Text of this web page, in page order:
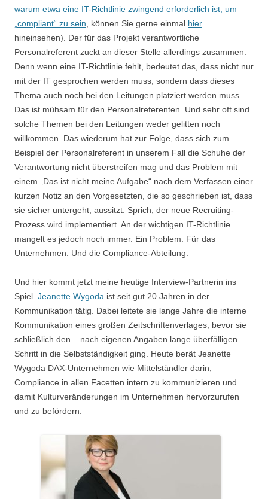
warum etwa eine IT-Richtlinie zwingend erforderlich ist, um
„compliant“ zu sein , können Sie gerne einmal hier
hineinsehen). Der für das Projekt verantwortliche
Personalreferent zuckt an dieser Stelle allerdings zusammen.
Denn wenn eine IT-Richtlinie fehlt, bedeutet das, dass nicht nur
mit der IT gesprochen werden muss, sondern dass dieses
Thema auch noch bei den Leitungen platziert werden muss.
Das ist mühsam für den Personalreferenten. Und sehr oft sind
solche Themen bei den Leitungen weder gelitten noch
willkommen. Das wiederum hat zur Folge, dass sich zum
Beispiel der Personalreferent in unserem Fall die Schuhe der
Verantwortung nicht überstreifen mag und das Problem mit
einem „Das ist nicht meine Aufgabe“ nach dem Verfassen einer
kurzen Notiz an den Vorgesetzten, die so geschrieben ist, dass
sie sicher untergeht, aussitzt. Sprich, der neue Recruiting-
Prozess wird implementiert. An der wichtigen IT-Richtlinie
mangelt es jedoch noch immer. Ein Problem. Für das
Unternehmen. Und die Compliance-Abteilung.
Und hier kommt jetzt meine heutige Interview-Partnerin ins
Spiel. Jeanette Wygoda ist seit gut 20 Jahren in der
Kommunikation tätig. Dabei leitete sie lange Jahre die interne
Kommunikation eines großen Zeitschriftenverlages, bevor sie
schließlich den – nach eigenen Angaben lange überfälligen –
Schritt in die Selbstständigkeit ging. Heute berät Jeanette
Wygoda DAX-Unternehmen wie Mittelständler darin,
Compliance in allen Facetten intern zu kommunizieren und
damit Kulturveränderungen im Unternehmen hervorzurufen
und zu befördern.